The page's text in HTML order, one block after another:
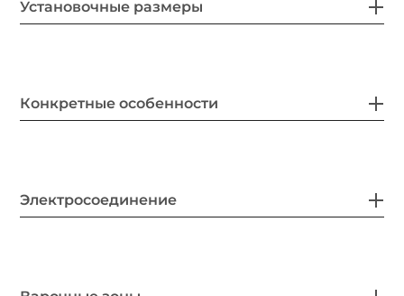
Установочные размеры
Конкретные особенности
Электросоединение